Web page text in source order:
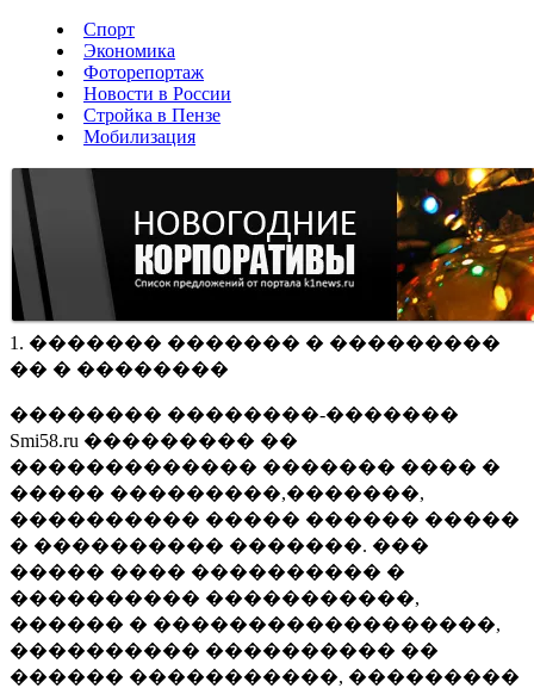
Спорт
Экономика
Фоторепортаж
Новости в России
Стройка в Пензе
Мобилизация
1. ������� ������� � ���������
�� � ��������
�������� ��������-�������
Smi58.ru ��������� ��
������������� ������� ���� �
����� ���������,�������,
���������� ����� ������ �����
� ���������� �������. ���
����� ���� ���������� �
���������� �����������,
������ � ������������������,
���������� ���������� ��
������ �����������, ���������